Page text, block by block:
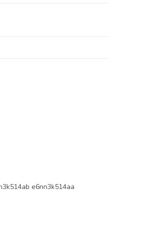
e6nn3k514aa